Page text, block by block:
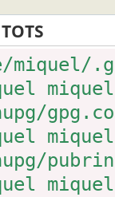
miquel